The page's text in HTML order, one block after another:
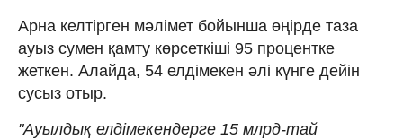
Арна келтірген мәлімет бойынша өңірде таза
ауыз сумен қамту көрсеткіші 95 процентке
жеткен. Алайда, 54 елдімекен әлі күнге дейін
сусыз отыр.
"Ауылдық елдімекендерге 15 млрд-тай